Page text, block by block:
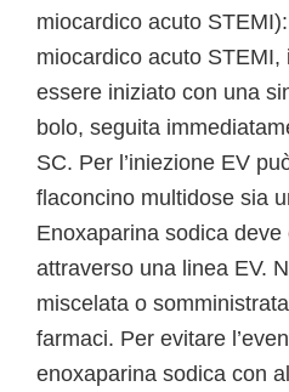
miocardico acuto
miocardico acuto
essere iniziato con una
bolo, seguita
SC. Per l’iniezione EV
flaconcino multidose sia
Enoxaparina sodica
attraverso una linea EV.
miscelata o
farmaci. Per evitare
enoxaparina sodica con